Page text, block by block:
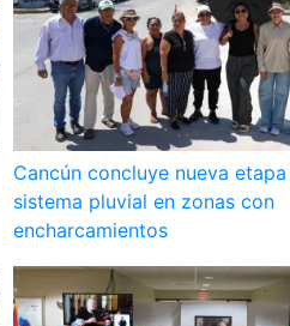
Cancún concluye nueva
sistema pluvial en zonas con
encharcamientos